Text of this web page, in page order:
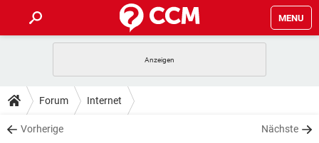
MENU
ANDROID
WINDOWS 10
TIPPS & TRICKS
SPIELE
DOWNLOADS
Forum Internet
Vorherige Nächste